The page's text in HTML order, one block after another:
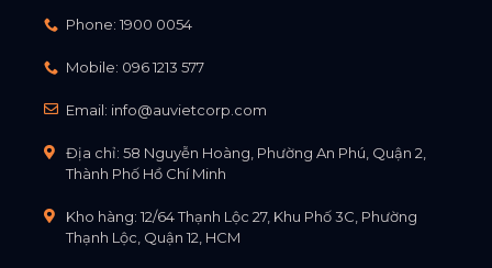
Phone: 1900 0054
Mobile: 096 1213 577
Email: info@auvietcorp.com
Địa chỉ: 58 Nguyễn Hoàng, Phường An Phú, Quận 2,
Thành Phố Hồ Chí Minh
Kho hàng: 12/64 Thạnh Lộc 27, Khu Phố 3C, Phường
Thạnh Lộc, Quận 12, HCM